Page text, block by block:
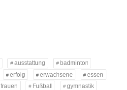
ausstattung
badminton
erfolg erwachsene
essen
frauen Fußball
gymnastik